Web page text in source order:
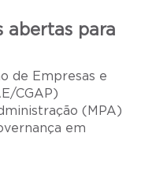
abertas para
de Empresas e
CGAP)
(MPA)
em